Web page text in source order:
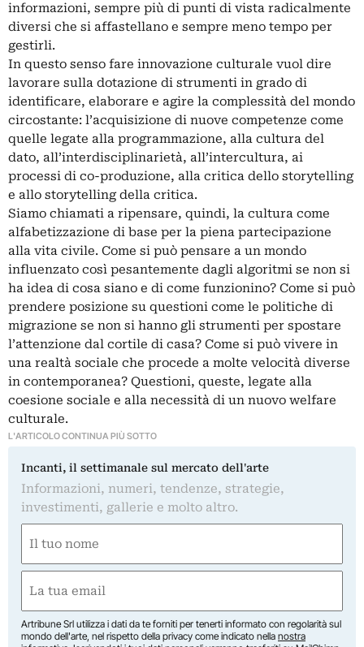
informazioni, sempre più di punti di vista radicalmente
diversi che si affastellano e sempre meno tempo per
gestirli.
In questo senso fare innovazione culturale vuol dire
lavorare sulla dotazione di strumenti in grado di
identificare, elaborare e agire la complessità del mondo
circostante: l’acquisizione di nuove competenze come
quelle legate alla programmazione, alla cultura del
dato, all’interdisciplinarietà, all’intercultura, ai
processi di co-produzione, alla critica dello storytelling
e allo storytelling della critica.
Siamo chiamati a ripensare, quindi, la cultura come
alfabetizzazione di base per la piena partecipazione
alla vita civile. Come si può pensare a un mondo
influenzato così pesantemente dagli algoritmi se non si
ha idea di cosa siano e di come funzionino? Come si può
prendere posizione su questioni come le politiche di
migrazione se non si hanno gli strumenti per spostare
l’attenzione dal cortile di casa? Come si può vivere in
una realtà sociale che procede a molte velocità diverse
in contemporanea? Questioni, queste, legate alla
coesione sociale e alla necessità di un nuovo welfare
culturale.
L'ARTICOLO CONTINUA PIÙ SOTTO
Incanti, il settimanale sul mercato dell'arte
Informazioni, numeri, tendenze, strategie,
investimenti, gallerie e molto altro.
(Obbligatorio)
Nome
(Obbligatorio)
Artribune Srl utilizza i dati da te forniti per tenerti informato con regolarità sul
mondo dell'arte, nel rispetto della privacy come indicato nella nostra